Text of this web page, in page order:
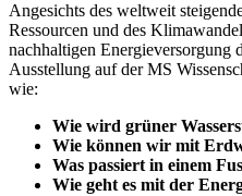
Angesichts des weltweit
Ressourcen und des
nachhaltigen Energieversorgung
Ausstellung auf der MS
wie:
Wie wird grüner
Wie können wir mit
Was passiert in einem
Wie geht es mit der